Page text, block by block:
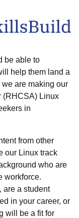
be able to
help them land a
are making our
(RHCSA) Linux
in
from other
our Linux track
who are
workforce.
are a student
in your career, or
will be a fit for